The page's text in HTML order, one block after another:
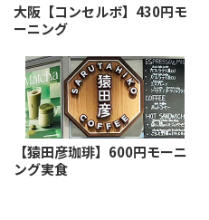
大阪【コンセルボ】430円モ
ーニング
【猿田彦珈琲】600円モーニ
ング実食